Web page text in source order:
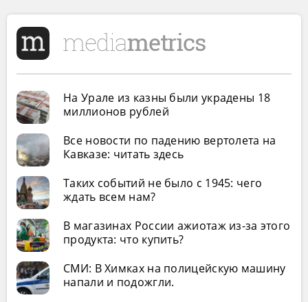
На Урале из казны были украдены 18
миллионов рублей
Все новости по падению вертолета на
Кавказе: читать здесь
Таких событий не было с 1945: чего
ждать всем нам?
В магазинах России ажиотаж из-за этого
продукта: что купить?
СМИ: В Химках на полицейскую машину
напали и подожгли.